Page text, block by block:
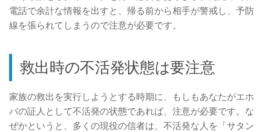
電話で余計な情報を出すと、帰る前から相手が警戒し、予防
線を張られてしまうので注意が必要です。
救出時の不活発状態は要注意
家族の救出を実行しようとする時期に、もしもあなたがエホ
バの証人として不活発の状態であれば、注意が必要です。な
ぜかというと、多くの現役の信者は、不活発な人を「サタン